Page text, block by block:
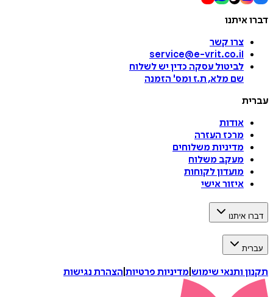
צרו קשר
service@e-vrit.co.il
לביטול עסקה כדין יש לשלוח
שם מלא, ת.ז ומס'הזמנה
אודות
מרכז העזרה
מדיניות משלוחים
מעקב משלוח
מועדון לקוחות
איזור אישי
איתנו
ותנאי שימוש|מדיניות פרטיות|הצהרת נגישות